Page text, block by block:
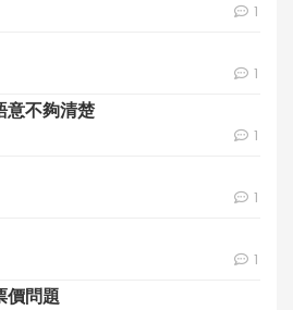
1
1
意不夠清楚
1
1
1
價問題